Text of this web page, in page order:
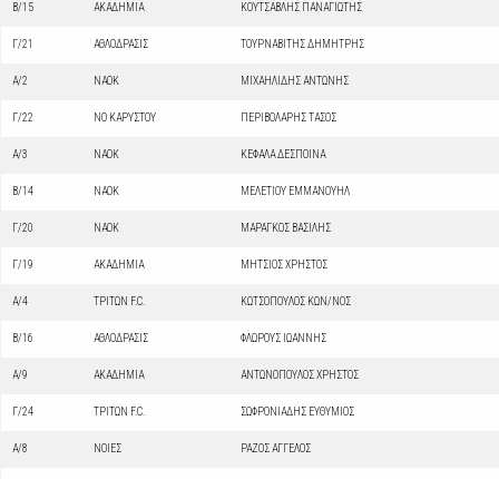
Β/15 ΑΚΑΔΗΜΙΑ ΚΟΥΤΣΑΒΛΗΣ ΠΑΝΑΓΙΩΤΗΣ
Γ/21 ΑΘΛΟΔΡΑΣΙΣ ΤΟΥΡΝΑΒΙΤΗΣ ΔΗΜΗΤΡΗΣ
Α/2 ΝΑΟΚ ΜΙΧΑΗΛΙΔΗΣ ΑΝΤΩΝΗΣ
Γ/22 ΝΟ ΚΑΡΥΣΤΟΥ ΠΕΡΙΒΟΛΑΡΗΣ ΤΑΣΟΣ
Α/3 ΝΑΟΚ ΚΕΦΑΛΑ ΔΕΣΠΟΙΝΑ
Β/14 ΝΑΟΚ ΜΕΛΕΤΙΟΥ ΕΜΜΑΝΟΥΗΛ
Γ/20 ΝΑΟΚ ΜΑΡΑΓΚΟΣ ΒΑΣΙΛΗΣ
Γ/19 ΑΚΑΔΗΜΙΑ ΜΗΤΣΙΟΣ ΧΡΗΣΤΟΣ
Α/4 ΤΡΙΤΩΝ F.C. ΚΩΤΣΟΠΟΥΛΟΣ ΚΩΝ/ΝΟΣ
Β/16 ΑΘΛΟΔΡΑΣΙΣ ΦΛΩΡΟΥΣ ΙΩΑΝΝΗΣ
Α/9 ΑΚΑΔΗΜΙΑ ΑΝΤΩΝΟΠΟΥΛΟΣ ΧΡΗΣΤΟΣ
Γ/24 ΤΡΙΤΩΝ F.C. ΣΩΦΡΟΝΙΑΔΗΣ ΕΥΘΥΜΙΟΣ
Α/8 ΝΟΙΕΣ ΡΑΖΟΣ ΑΓΓΕΛΟΣ